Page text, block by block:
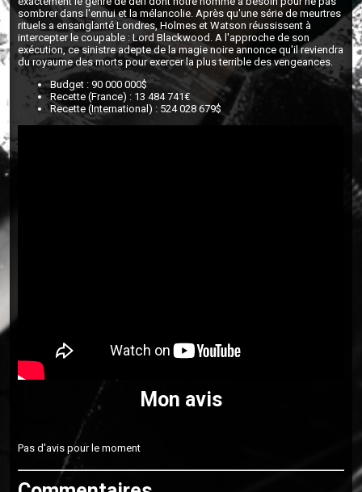
sombrer dans l'ennui et la mélancolie. Après qu'une série de meurtres
rituels a ensanglanté Londres, Holmes et Watson réussissent à
intercepter le coupable : Lord Blackwood. A l'approche de son
exécution, ce sinistre adepte de la magie noire annonce qu'il reviendra
du royaume des morts pour exercer la plus terrible des vengeances.
Budget : 90 000 000$
Recette (France) : 13 484 741€
Recette (International) : 524 028 679$
Mon avis
Pas d'avis pour le moment